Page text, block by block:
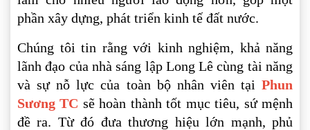
phần xây dựng, phát triển kinh tế đất nước.
Chúng tôi tin rằng với kinh nghiệm, khả năng
lãnh đạo của nhà sáng lập Long Lê cùng tài năng
và sự nỗ lực của toàn bộ nhân viên tại Phun
Sương TC sẽ hoàn thành tốt mục tiêu, sứ mệnh
đề ra. Từ đó đưa thương hiệu lớn mạnh, phủ